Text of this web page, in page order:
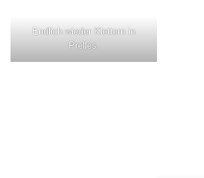
Endlich wieder Klettern in
Prelles.